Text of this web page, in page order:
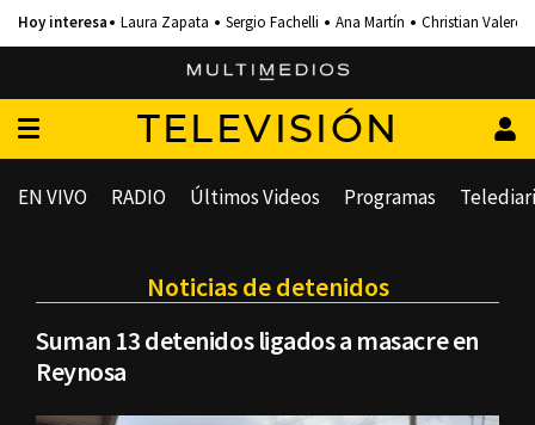
Laura Zapata Sergio Fachelli Ana Martín Christian Valero
TELEVISIÓN
EN VIVO RADIO Últimos Videos Programas
Noticias de detenidos
Suman 13 detenidos ligados a masacre en
Reynosa